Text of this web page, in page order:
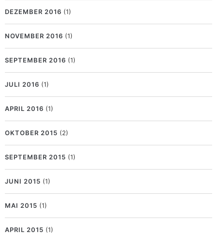
DEZEMBER 2016 (1)
NOVEMBER 2016 (1)
SEPTEMBER 2016 (1)
JULI 2016 (1)
APRIL 2016 (1)
OKTOBER 2015 (2)
SEPTEMBER 2015 (1)
JUNI 2015 (1)
MAI 2015 (1)
APRIL 2015 (1)